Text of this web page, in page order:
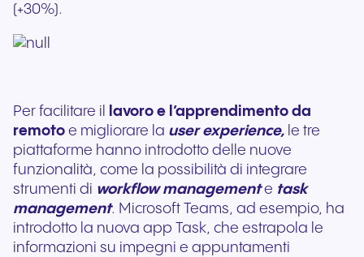
(+30%).
Per facilitare il
lavoro e l’apprendimento da
remoto e migliorare la user experience, le tre
piattaforme hanno introdotto delle nuove
funzionalità, come la possibilità di integrare
strumenti di workflow managemente task
management. Microsoft Teams, ad esempio, ha
introdotto la nuova app Task, che estrapola le
informazioni su impegni e appuntamenti